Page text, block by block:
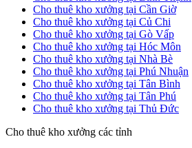
Cho thuê kho xưởng tại Cần Giờ
Cho thuê kho xưởng tại Củ Chi
Cho thuê kho xưởng tại Gò Vấp
Cho thuê kho xưởng tại Hóc Môn
Cho thuê kho xưởng tại Nhà Bè
Cho thuê kho xưởng tại Phú Nhuận
Cho thuê kho xưởng tại Tân Bình
Cho thuê kho xưởng tại Tân Phú
Cho thuê kho xưởng tại Thủ Đức
Cho thuê kho xưởng các tỉnh